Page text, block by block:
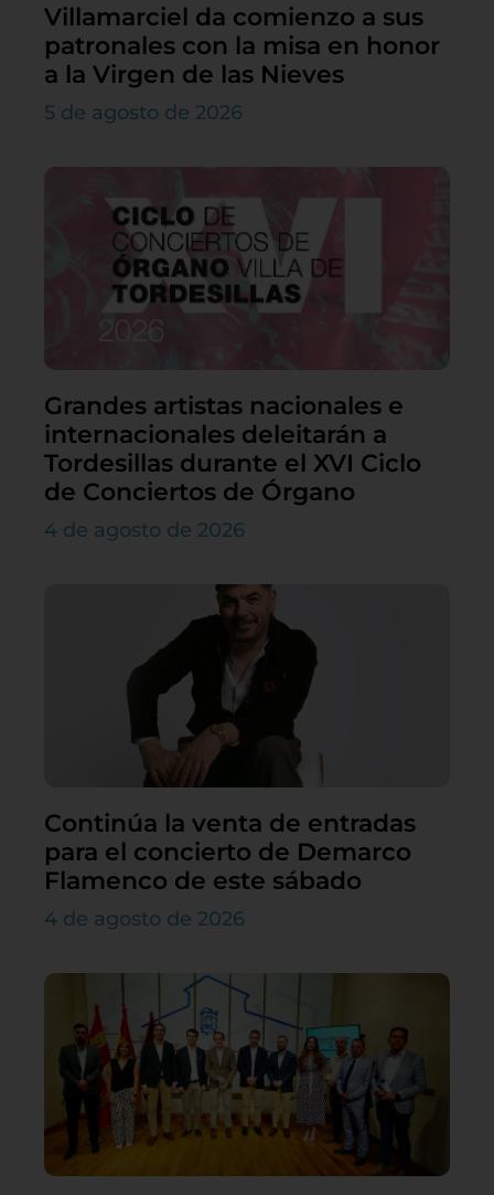
Villamarciel da comienzo a sus
patronales con la misa en honor
a la Virgen de las Nieves
5 de agosto de 2026
Grandes artistas nacionales e
internacionales deleitarán a
Tordesillas durante el XVI Ciclo
de Conciertos de Órgano
4 de agosto de 2026
Continúa la venta de entradas
para el concierto de Demarco
Flamenco de este sábado
4 de agosto de 2026